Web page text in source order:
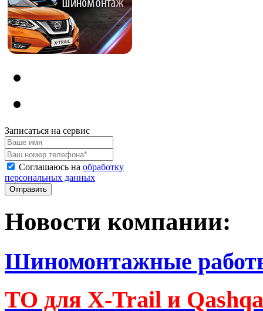
Записаться на сервис
Соглашаюсь на обработку
персональных данных
Новости компании:
Шиномонтажные
ТО для X-Trail и